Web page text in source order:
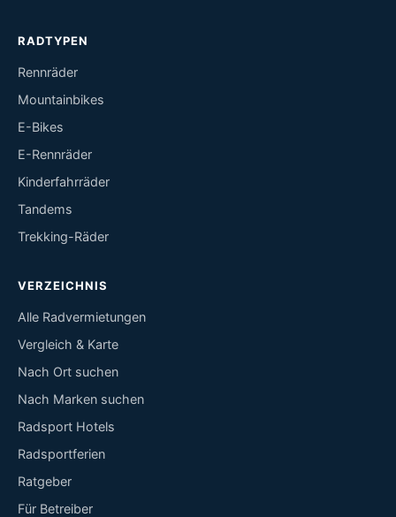
RADTYPEN
Rennräder
Mountainbikes
E-Bikes
E-Rennräder
Kinderfahrräder
Tandems
Trekking-Räder
VERZEICHNIS
Alle Radvermietungen
Vergleich & Karte
Nach Ort suchen
Nach Marken suchen
Radsport Hotels
Radsportferien
Ratgeber
Für Betreiber